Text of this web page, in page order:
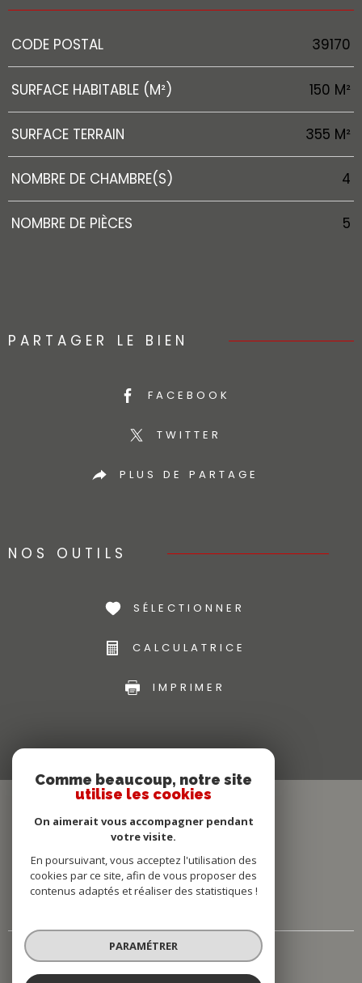
Caractérisque
CODE POSTAL 39170
SURFACE HABITABLE (M²) 150 M²
SURFACE TERRAIN 355 M²
NOMBRE DE CHAMBRE(S) 4
NOMBRE DE PIÈCES 5
PARTAGER LE BIEN
FACEBOOK
TWITTER
PLUS DE PARTAGE
NOS OUTILS
SÉLECTIONNER
CALCULATRICE
IMPRIMER
Comme beaucoup, notre site
utilise les cookies
On aimerait vous accompagner pendant
votre visite.
En poursuivant, vous acceptez l'utilisation des
cookies par ce site, afin de vous proposer des
contenus adaptés et réaliser des statistiques !
PARAMÉTRER